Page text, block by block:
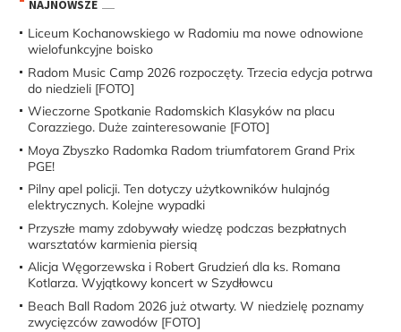
NAJNOWSZE
Liceum Kochanowskiego w Radomiu ma nowe odnowione
wielofunkcyjne boisko
Radom Music Camp 2026 rozpoczęty. Trzecia edycja potrwa
do niedzieli [FOTO]
Wieczorne Spotkanie Radomskich Klasyków na placu
Corazziego. Duże zainteresowanie [FOTO]
Moya Zbyszko Radomka Radom triumfatorem Grand Prix
PGE!
Pilny apel policji. Ten dotyczy użytkowników hulajnóg
elektrycznych. Kolejne wypadki
Przyszłe mamy zdobywały wiedzę podczas bezpłatnych
warsztatów karmienia piersią
Alicja Węgorzewska i Robert Grudzień dla ks. Romana
Kotlarza. Wyjątkowy koncert w Szydłowcu
Beach Ball Radom 2026 już otwarty. W niedzielę poznamy
zwycięzców zawodów [FOTO]